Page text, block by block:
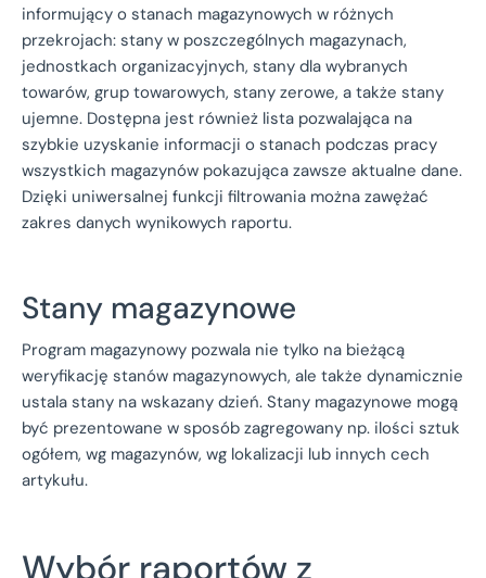
informujący o stanach magazynowych w różnych
przekrojach: stany w poszczególnych magazynach,
jednostkach organizacyjnych, stany dla wybranych
towarów, grup towarowych, stany zerowe, a także stany
ujemne. Dostępna jest również lista pozwalająca na
szybkie uzyskanie informacji o stanach podczas pracy
wszystkich magazynów pokazująca zawsze aktualne dane.
Dzięki uniwersalnej funkcji filtrowania można zawężać
zakres danych wynikowych raportu.
Stany magazynowe
Program magazynowy pozwala nie tylko na bieżącą
weryfikację stanów magazynowych, ale także dynamicznie
ustala stany na wskazany dzień. Stany magazynowe mogą
być prezentowane w sposób zagregowany np. ilości sztuk
ogółem, wg magazynów, wg lokalizacji lub innych cech
artykułu.
Wybór raportów z